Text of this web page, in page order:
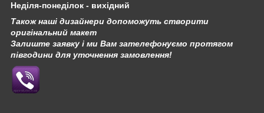
Неділя-понеділок - вихідний
Також наші дизайнери допоможуть створити
оригінальний макет
Залиште заявку і ми Вам зателефонуємо протягом
півгодини для уточнення замовлення!